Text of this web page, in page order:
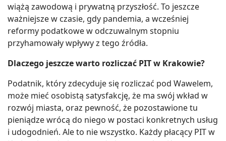
wiążą zawodową i prywatną przyszłość. To jeszcze
ważniejsze w czasie, gdy pandemia, a wcześniej
reformy podatkowe w odczuwalnym stopniu
przyhamowały wpływy z tego źródła.
Dlaczego jeszcze warto rozliczać PIT w Krakowie?
Podatnik, który zdecyduje się rozliczać pod Wawelem,
może mieć osobistą satysfakcję, że ma swój wkład w
rozwój miasta, oraz pewność, że pozostawione tu
pieniądze wrócą do niego w postaci konkretnych usług
i udogodnień. Ale to nie wszystko. Każdy płacący PIT w